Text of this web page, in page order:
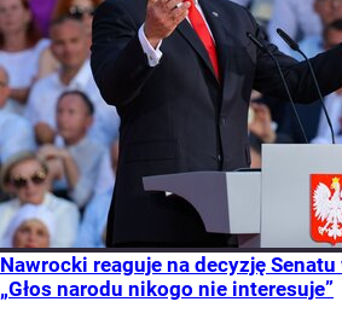
Nawrocki reaguje na decyzję
„Głos narodu nikogo nie interesuje”